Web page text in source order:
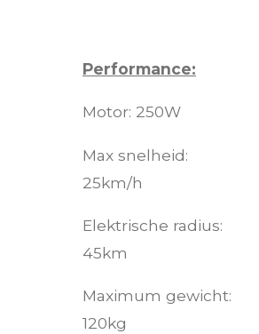
Performance:
Motor: 250W
Max snelheid:
25km/h
Elektrische radius:
45km
Maximum gewicht:
120kg